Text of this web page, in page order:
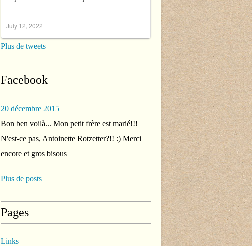
July 12, 2022
Plus de tweets
Facebook
20 décembre 2015
Bon ben voilà... Mon petit frère est marié!!!
N'est-ce pas, Antoinette Rotzetter?!! :) Merci
encore et gros bisous
Plus de posts
Pages
Links